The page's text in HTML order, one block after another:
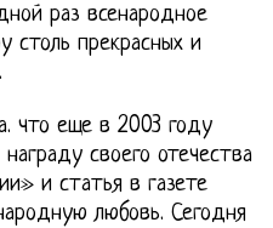
раз всенародное
столь прекрасных и
что еще в 2003 году
своего отечества
и статья в газете
любовь. Сегодня